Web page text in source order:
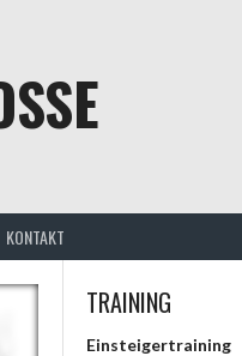
KONTAKT
TRAINING
Einsteigertraining